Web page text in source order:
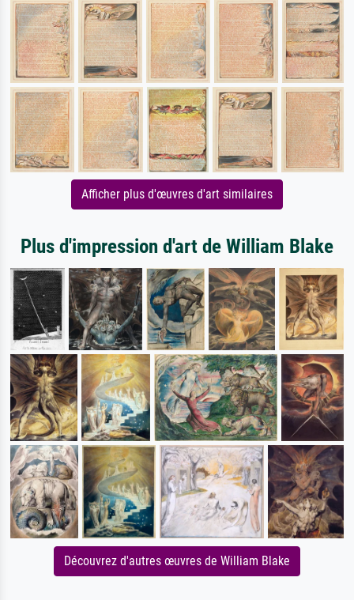
Afficher plus d'œuvres d'art similaires
Plus d'impression d'art de William Blake
Découvrez d'autres œuvres de William Blake